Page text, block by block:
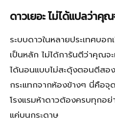
ดาวเยอะ ไม่ได้แปลว่าคุ
ระบบดาวในหลายประเทศบอ
เป็นหลัก ไม่ได้การันตีว่าคุณจ
ได้นอนแบบไม่สะดุ้งตอนตีสอง
กระแทกจากห้องข้างๆ นี่คือ
โรงแรมห้าดาวต้องครบทุกอ
แค่บนกระดาษ